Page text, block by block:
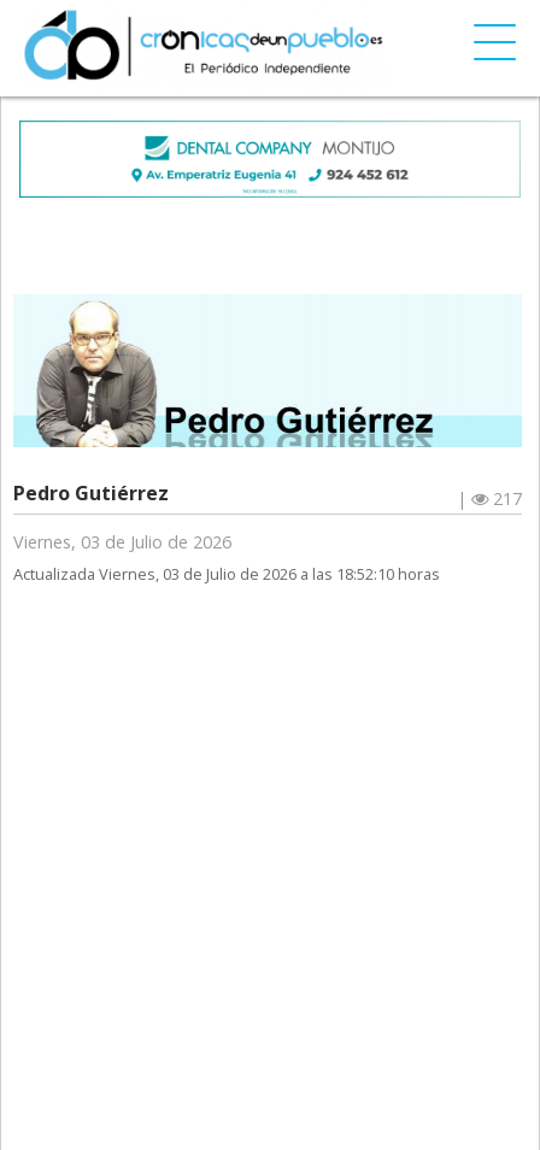
Pedro Gutiérrez |
217
Viernes, 03 de Julio de 2026
Actualizada Viernes, 03 de Julio de 2026 a las 18:52:10 horas